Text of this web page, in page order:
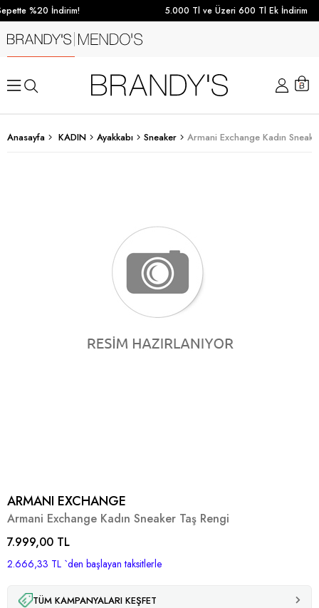
%20 İndirim! 5.000 Tl ve Üzeri 600 Tl Ek İndirim
Anasayfa KADIN Ayakkabı Sneaker Armani Exchange Kadın
ARMANI EXCHANGE
Armani Exchange Kadın Sneaker Taş Rengi
7.999,00 TL
2.666,33 TL `den başlayan taksitlerle
TÜM KAMPANYALARI KEŞFET